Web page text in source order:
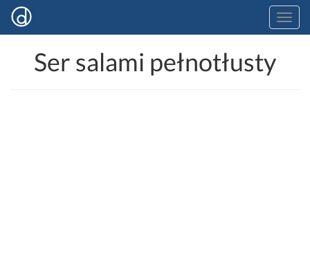
Ser salami pełnotłusty